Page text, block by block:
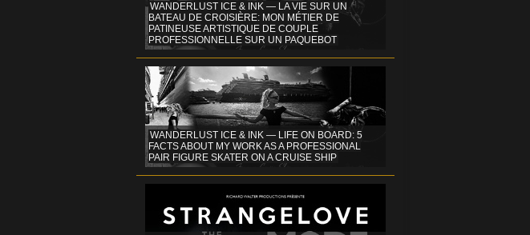
WANDERLUST ICE & INK — LA VIE SUR UN
BATEAU DE CROISIÈRE: MON MÉTIER DE
PATINEUSE ARTISTIQUE DE COUPLE
PROFESSIONNELLE SUR UN PAQUEBOT
WANDERLUST ICE & INK — LIFE ON BOARD: 5
FACTS ABOUT MY WORK AS A PROFESSIONAL
PAIR FIGURE SKATER ON A CRUISE SHIP